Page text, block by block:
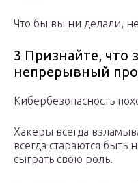
Что бы вы ни делали,
3 Признайте, что
непрерывный
Кибербезопасность
Хакеры всегда
всегда стараются
сыграть свою роль.